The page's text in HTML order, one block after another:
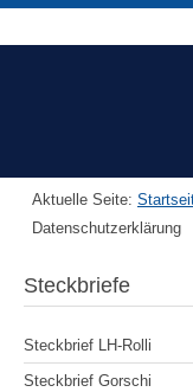
Aktuelle Seite:
Datenschutzerklärung
Steckbriefe
Steckbrief LH-Rolli
Steckbrief Gorschi